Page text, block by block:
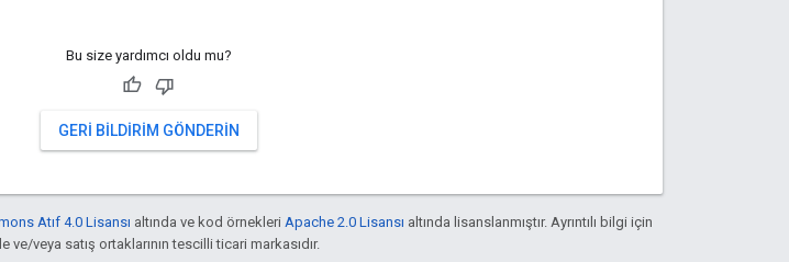
Bu size yardımcı oldu mu?
GERI BILDIRIM GÖNDERIN
Atıf 4.0 Lisansı altında ve kod örnekleri Apache 2.0 Lisansı altında lisanslanmıştır. Ayrıntılı bilgi için
ve/veya satış ortaklarının tescilli ticari markasıdır.